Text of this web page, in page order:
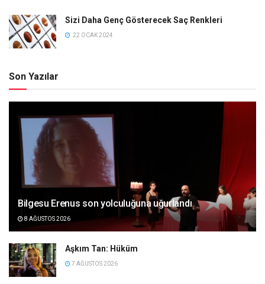
Sizi Daha Genç Gösterecek Saç Renkleri
22 OCAK 2024
Son Yazılar
Bilgesu Erenus son yolculuğuna uğurlandı
8 AĞUSTOS 2026
Aşkım Tan: Hüküm
7 AĞUSTOS 2026